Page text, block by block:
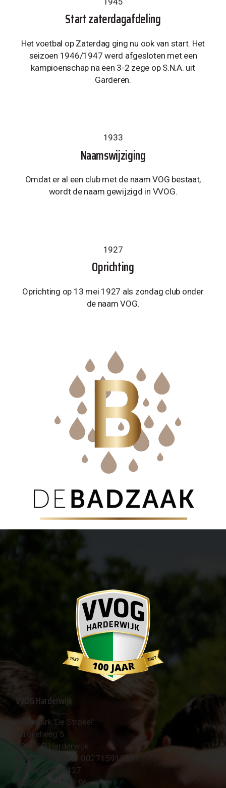
Start zaterdagafdeling
Het voetbal op Zaterdag ging nu ook van start. Het
seizoen 1946/1947 werd afgesloten met een
kampioenschap na een 3-2 zege op S.N.A. uit
Garderen.
1933
Naamswijziging
Omdat er al een club met de naam VOG bestaat,
wordt de naam gewijzigd in VVOG.
1927
Oprichting
Oprichting op 13 mei 1927 als zondag club onder
de naam VOG.
VVOG Harderwijk
Sportpark 'De Strokel'
Strokelweg 5
3847 LR Harderwijk
BTW Nummer NL 002715910B01
KvK Nr 40094437
☎︎ 0341 - 41 28 96